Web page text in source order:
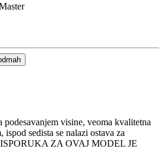
visine, veoma kvalitetna
ispod sedista se nalazi ostava za
ZA OVAJ MODEL JE